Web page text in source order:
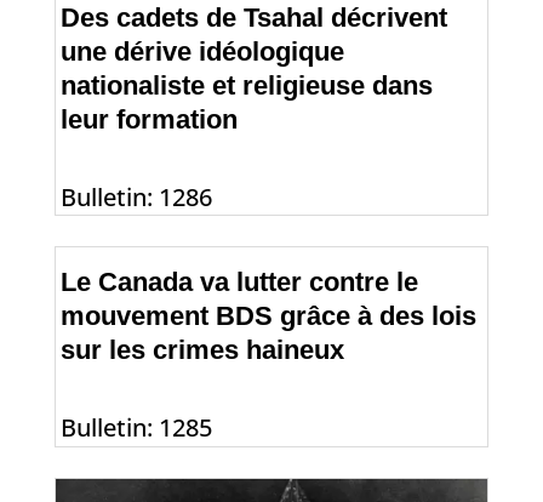
Des cadets de Tsahal décrivent
une dérive idéologique
nationaliste et religieuse dans
leur formation
Bulletin: 1286
Le Canada va lutter contre le
mouvement BDS grâce à des lois
sur les crimes haineux
Bulletin: 1285